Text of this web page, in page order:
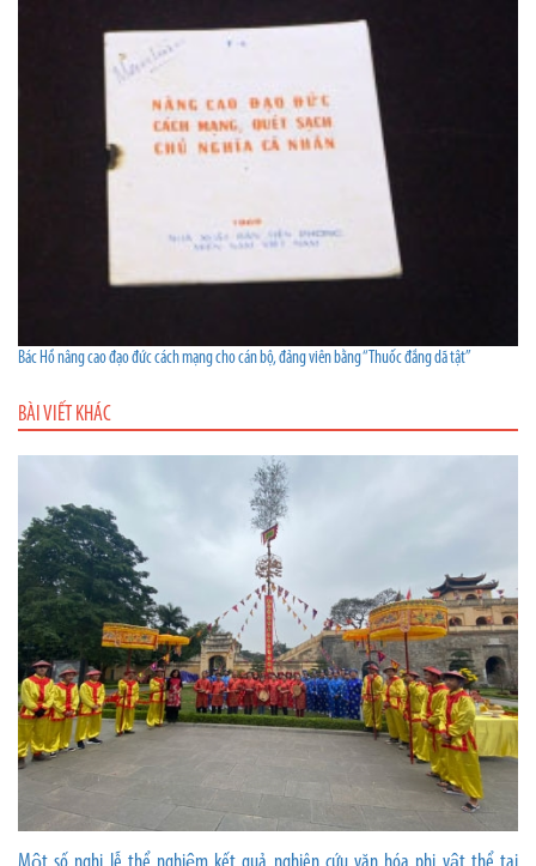
Bác Hồ nâng cao đạo đức cách mạng cho cán bộ, đảng viên bằng “Thuốc đắng dã tật”
BÀI VIẾT KHÁC